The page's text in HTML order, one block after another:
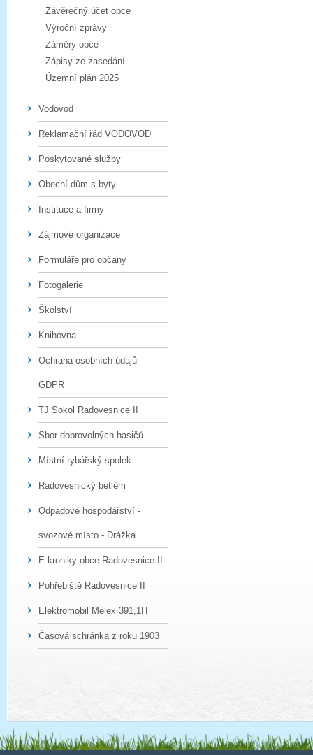
Závěrečný účet obce
Výroční zprávy
Záměry obce
Zápisy ze zasedání
Územní plán 2025
Vodovod
Reklamační řád VODOVOD
Poskytované služby
Obecní dům s byty
Instituce a firmy
Zájmové organizace
Formuláře pro občany
Fotogalerie
Školství
Knihovna
Ochrana osobních údajů -
GDPR
TJ Sokol Radovesnice II
Sbor dobrovolných hasičů
Místní rybářský spolek
Radovesnický betlém
Odpadové hospodářství -
svozové místo - Drážka
E-kroniky obce Radovesnice II
Pohřebiště Radovesnice II
Elektromobil Melex 391,1H
Časová schránka z roku 1903